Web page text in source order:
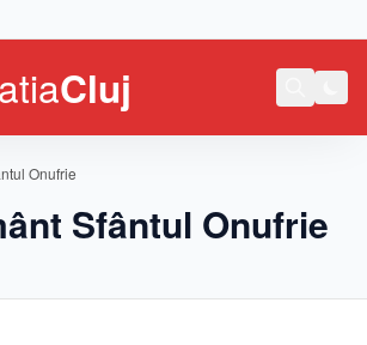
Onufrie
Sfântul Onufrie